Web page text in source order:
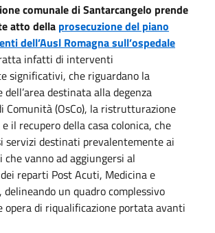
comunale di Santarcangelo prende
atto della prosecuzione del piano
dell’Ausl Romagna sull’ospedale
infatti di interventi
significativi, che riguardano la
destinata alla degenza
Comunità (OsCo), la ristrutturazione
il recupero della casa colonica, che
servizi destinati prevalentemente ai
che vanno ad aggiungersi al
reparti Post Acuti, Medicina e
delineando un quadro complessivo
opera di riqualificazione portata avanti